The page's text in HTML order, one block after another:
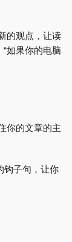
的观点，让读
如果你的电脑
你的文章的主
钩子句，让你